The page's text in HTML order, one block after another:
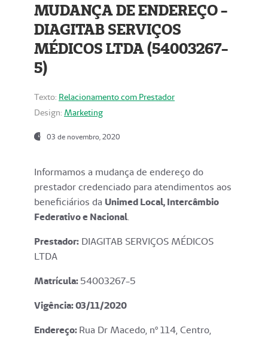
MUDANÇA DE ENDEREÇO -
DIAGITAB SERVIÇOS
MÉDICOS LTDA (54003267-
5)
Texto: Relacionamento com Prestador
Design: Marketing
03 de novembro, 2020
Informamos a mudança de endereço do
prestador credenciado para atendimentos aos
beneficiários da Unimed Local, Intercâmbio
Federativo e Nacional.
Prestador: DIAGITAB SERVIÇOS MÉDICOS
LTDA
Matrícula:54003267-5
Vigência: 03/11/2020
Endereço:Rua Dr Macedo, nº 114, Centro,